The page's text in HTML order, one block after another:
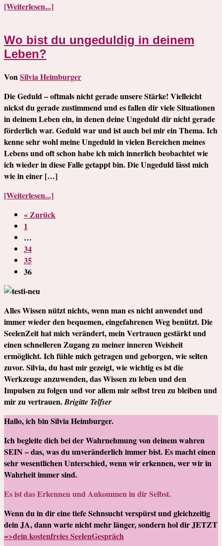
[Weiterlesen...]
Wo bist du ungeduldig in deinem
Leben?
VonSilvia Heimburger
Die Geduld – oftmals nicht gerade unsere Stärke! Vielleicht
nickst du gerade zustimmend und es fallen dir viele Situationen
in deinem Leben ein, in denen deine Ungeduld dir nicht gerade
förderlich war. Geduld war und ist auch bei mir ein Thema. Ich
kenne sehr wohl meine Ungeduld in vielen Bereichen meines
Lebens und oft schon habe ich mich innerlich beobachtet wie
ich wieder in diese Falle getappt bin. Die Ungeduld lässt mich
wie in einer […]
[Weiterlesen...]
« Zurück
1
…
34
35
36
Alles Wissen nützt nichts, wenn man es nicht anwendet und
immer wieder den bequemen, eingefahrenen Weg benützt. Die
SeelenZeit hat mich verändert, mein Vertrauen gestärkt und
einen schnelleren Zugang zu meiner inneren Weisheit
ermöglicht. Ich fühle mich getragen und geborgen, wie selten
zuvor. Silvia, du hast mir gezeigt, wie wichtig es ist die
Werkzeuge anzuwenden, das Wissen zu leben und den
Impulsen zu folgen und vor allem mir selbst treu zu bleiben und
mir zu vertrauen.Brigitte Telfser
Hallo, ich bin Silvia Heimburger.
Ich begleite dich bei der Wahrnehmung von deinem wahren
SEIN – das, was du unveränderlich immer bist. Es macht einen
sehr wesentlichen Unterschied, wenn wir erkennen, wer wir in
Wahrheit immer sind.
Es ist das Erkennen und Ankommen in dir Selbst.
Wenn du in dir eine tiefe Sehnsucht verspürst und gleichzeitig
dein JA, dann warte nicht mehr länger, sondern hol dir JETZT
=>dein kostenfreies SeelenGespräch